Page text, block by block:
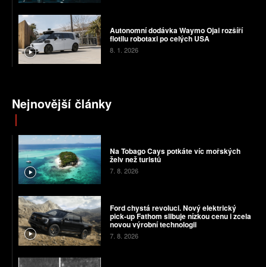
Autonomní dodávka Waymo Ojai rozšíří
flotilu robotaxi po celých USA
8. 1. 2026
Nejnovější články
Na Tobago Cays potkáte víc mořských
želv než turistů
7. 8. 2026
Ford chystá revoluci. Nový elektrický
pick-up Fathom slibuje nízkou cenu i zcela
novou výrobní technologii
7. 8. 2026